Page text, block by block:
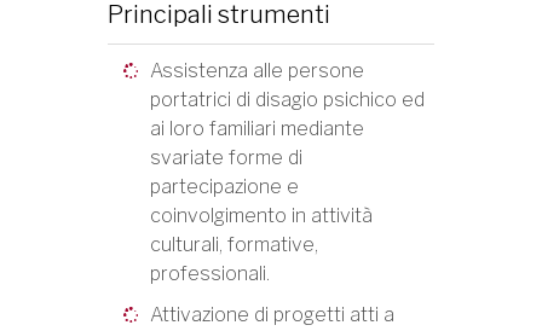
Principali strumenti
Assistenza alle persone
portatrici di disagio psichico ed
ai loro familiari mediante
svariate forme di
partecipazione e
coinvolgimento in attività
culturali, formative,
professionali.
Attivazione di progetti atti a